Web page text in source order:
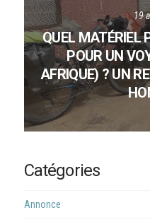
19
QUEL MATÉRIEL
POUR UN
AFRIQUE) ? UN
Catégories
Annonce